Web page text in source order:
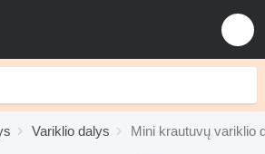
Variklio dalys Mini krautuvų variklio